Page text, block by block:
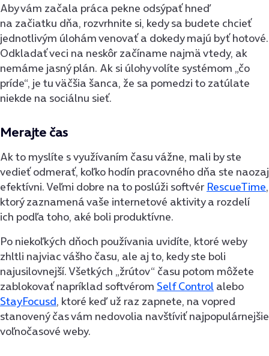
Aby vám začala práca pekne odsýpať hneď
na začiatku dňa, rozvrhnite si, kedy sa budete chcieť
jednotlivým úlohám venovať a dokedy majú byť hotové.
Odkladať veci na neskôr začíname najmä vtedy, ak
nemáme jasný plán. Ak si úlohy volíte systémom „čo
príde“, je tu väčšia šanca, že sa pomedzi to zatúlate
niekde na sociálnu sieť.
Merajte čas
Ak to myslíte s využívaním času vážne, mali by ste
vedieť odmerať, koľko hodín pracovného dňa ste naozaj
efektívni. Veľmi dobre na to poslúži softvér RescueTime,
ktorý zaznamená vaše internetové aktivity a rozdelí
ich podľa toho, aké boli produktívne.
Po niekoľkých dňoch používania uvidíte, ktoré weby
zhltli najviac vášho času, ale aj to, kedy ste boli
najusilovnejší. Všetkých „žrútov“ času potom môžete
zablokovať napríklad softvérom Self Control alebo
StayFocusd, ktoré keď už raz zapnete, na vopred
stanovený čas vám nedovolia navštíviť najpopulárnejšie
voľnočasové weby.